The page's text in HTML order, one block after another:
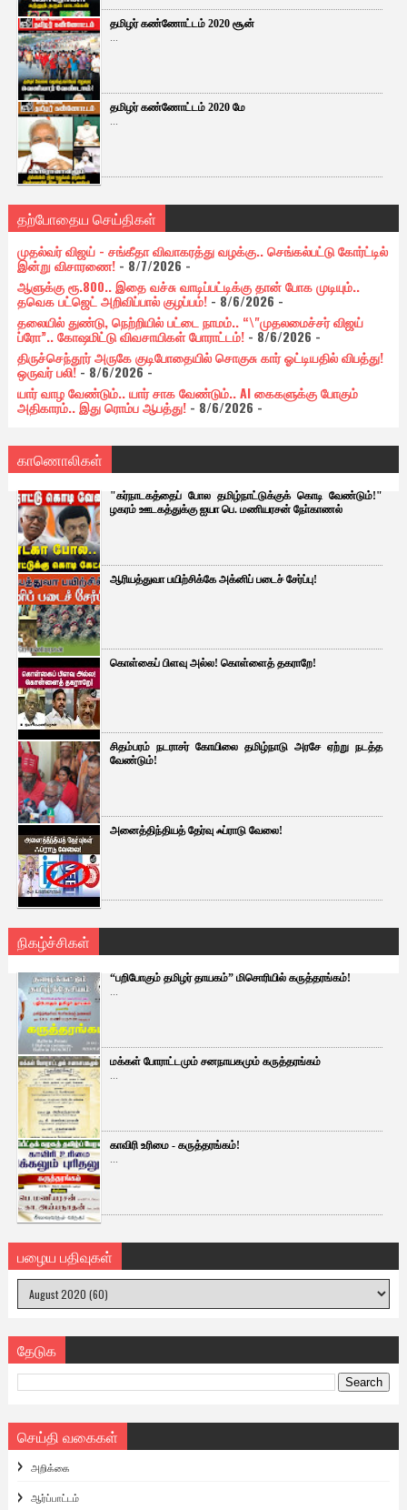
தமிழர் கண்ணோட்டம் 2020 சூன்
தமிழர் கண்ணோட்டம் 2020 மே
தற்போதைய செய்திகள்
முதல்வர் விஜய் - சங்கீதா விவாகரத்து வழக்கு.. செங்கல்பட்டு கோர்ட்டில்
இன்று விசாரணை!- 8/7/2026 -
ஆளுக்கு ரூ.800.. இதை வச்சு வாடிப்பட்டிக்கு தான் போக முடியும்..
தவெக பட்ஜெட் அறிவிப்பால் குழப்பம்!- 8/6/2026 -
தலையில் துண்டு, நெற்றியில் பட்டை நாமம்.. “\"முதலமைச்சர் விஜய்
ப்ரோ”.. கோஷமிட்டு விவசாயிகள் போராட்டம்!- 8/6/2026 -
திருச்செந்தூர் அருகே குடிபோதையில் சொகுசு கார் ஓட்டியதில் விபத்து!
ஒருவர் பலி!- 8/6/2026-
யார் வாழ வேண்டும்.. யார் சாக வேண்டும்.. AI கைகளுக்கு போகும்
அதிகாரம்.. இது ரொம்ப ஆபத்து!- 8/6/2026 -
காணொலிகள்
"கர்நாடகத்தைப் போல தமிழ்நாட்டுக்குக் கொடி வேண்டும்!"
ழகரம் ஊடகத்துக்கு ஐயா பெ. மணியரசன் நோ்காணல்
ஆரியத்துவா பயிற்சிக்கே அக்னிப் படைச் சேர்ப்பு!
கொள்கைப் பிளவு அல்ல! கொள்ளைத் தகராறே!
சிதம்பரம் நடராசர் கோயிலை தமிழ்நாடு அரசே ஏற்று நடத்த
வேண்டும்!
அனைத்திந்தியத் தேர்வு ஃப்ராடு வேலை!
நிகழ்ச்சிகள்
“பறிபோகும் தமிழர் தாயகம்” மிசொரியில் கருத்தரங்கம்!
மக்கள் போராட்டமும் சனநாயகமும் கருத்தரங்கம்
காவிரி உரிமை - கருத்தரங்கம்!
பழைய பதிவுகள்
தேடுக
செய்தி வகைகள்
அறிக்கை
ஆர்ப்பாட்டம்